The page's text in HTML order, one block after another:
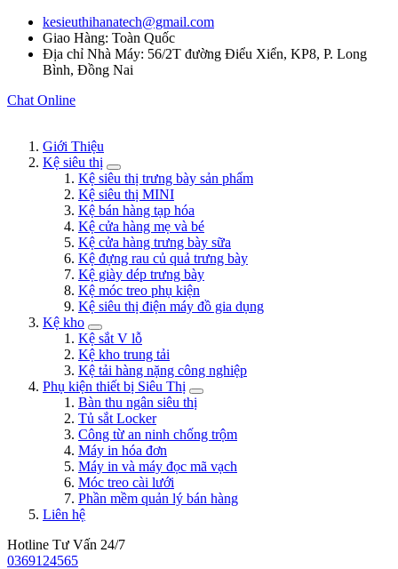
kesieuthihanatech@gmail.com
Giao Hàng: Toàn Quốc
Địa chỉ Nhà Máy: 56/2T đường Điểu Xiển, KP8, P. Long
Bình, Đồng Nai
Chat Online
Giới Thiệu
Kệ siêu thị
Kệ siêu thị trưng bày sản phẩm
Kệ siêu thị MINI
Kệ bán hàng tạp hóa
Kệ cửa hàng mẹ và bé
Kệ cửa hàng trưng bày sữa
Kệ đựng rau củ quả trưng bày
Kệ giày dép trưng bày
Kệ móc treo phụ kiện
Kệ siêu thị điện máy đồ gia dụng
Kệ kho
Kệ sắt V lỗ
Kệ kho trung tải
Kệ tải hàng nặng công nghiệp
Phụ kiện thiết bị Siêu Thị
Bàn thu ngân siêu thị
Tủ sắt Locker
Công từ an ninh chống trộm
Máy in hóa đơn
Máy in và máy đọc mã vạch
Móc treo cài lưới
Phần mềm quản lý bán hàng
Liên hệ
Hotline Tư Vấn 24/7
0369124565